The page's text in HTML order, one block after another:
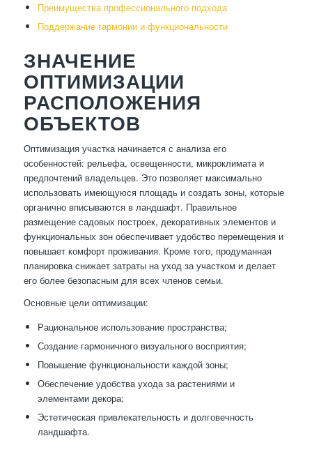
Преимущества профессионального подхода
Поддержание гармонии и функциональности
ЗНАЧЕНИЕ
ОПТИМИЗАЦИИ
РАСПОЛОЖЕНИЯ
ОБЪЕКТОВ
Оптимизация участка начинается с анализа его
особенностей: рельефа, освещенности, микроклимата и
предпочтений владельцев. Это позволяет максимально
использовать имеющуюся площадь и создать зоны, которые
органично вписываются в ландшафт. Правильное
размещение садовых построек, декоративных элементов и
функциональных зон обеспечивает удобство перемещения и
повышает комфорт проживания. Кроме того, продуманная
планировка снижает затраты на уход за участком и делает
его более безопасным для всех членов семьи.
Основные цели оптимизации:
Рациональное использование пространства;
Создание гармоничного визуального восприятия;
Повышение функциональности каждой зоны;
Обеспечение удобства ухода за растениями и
элементами декора;
Эстетическая привлекательность и долговечность
ландшафта.